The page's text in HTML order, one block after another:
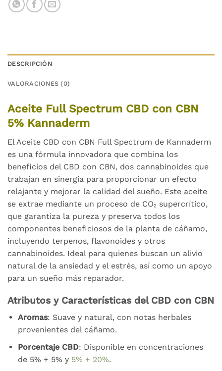
DESCRIPCIÓN
VALORACIONES (0)
Aceite Full Spectrum CBD con CBN
5% Kannaderm
El Aceite CBD con CBN Full Spectrum de Kannaderm
es una fórmula innovadora que combina los
beneficios del CBD con CBN, dos cannabinoides que
trabajan en sinergia para proporcionar un efecto
relajante y mejorar la calidad del sueño. Este aceite
se extrae mediante un proceso de CO₂ supercrítico,
que garantiza la pureza y preserva todos los
componentes beneficiosos de la planta de cáñamo,
incluyendo terpenos, flavonoides y otros
cannabinoides. Ideal para quienes buscan un alivio
natural de la ansiedad y el estrés, así como un apoyo
para un sueño más reparador.
Atributos y Características del CBD con CBN
Aromas: Suave y natural, con notas herbales
provenientes del cáñamo.
Porcentaje CBD: Disponible en concentraciones
de 5% + 5% y 5% + 20%.